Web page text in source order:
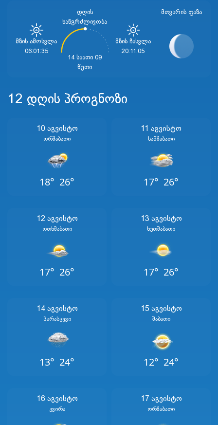
06:01:35
Მზის Ამოსვლა
დღის
ხანგრძლივობა
14 საათი 09
წუთი
20:11:05
Მზის Ჩასვლა
ᲛᲗᲕᲐᲠᲘᲡ ᲤᲐᲖᲐ
12 დღის პროგნოზი
10 Აგვისტო
Ორშაბათი
18° 26°
11 Აგვისტო
Სამშაბათი
17° 26°
12 Აგვისტო
Ოთხშაბათი
17° 26°
13 Აგვისტო
Ხუთშაბათი
17° 26°
14 Აგვისტო
Პარასკევი
13° 24°
15 Აგვისტო
Შაბათი
12° 24°
16 Აგვისტო
Კვირა
17 Აგვისტო
Ორშაბათი